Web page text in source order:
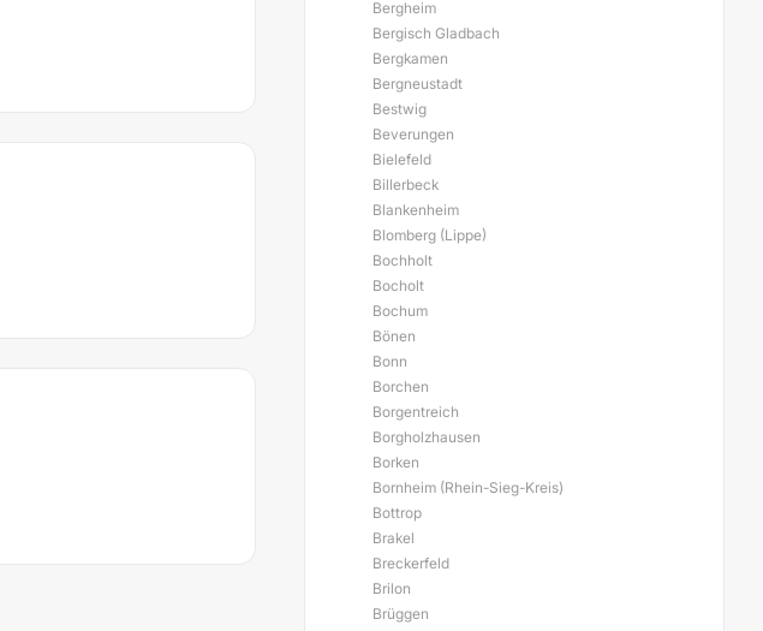
Bergheim
Bergisch Gladbach
Bergkamen
Bergneustadt
Bestwig
Beverungen
Bielefeld
Billerbeck
Blankenheim
Blomberg (Lippe)
Bochholt
Bocholt
Bochum
Bönen
Bonn
Borchen
Borgentreich
Borgholzhausen
Borken
Bornheim (Rhein-Sieg-Kreis)
Bottrop
Brakel
Breckerfeld
Brilon
Brüggen